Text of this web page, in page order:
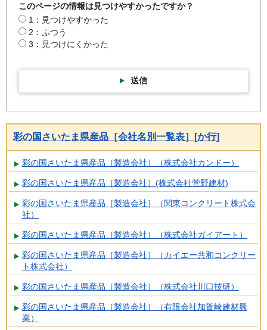
このページの情報は見つけやすかったですか？
1：見つけやすかった
2：ふつう
3：見つけにくかった
送信
彩の国さいたま県産品［会社名別一覧表］[か行]
彩の国さいたま県産品［製造会社］（株式会社カンドー）
彩の国さいたま県産品［製造会社］(株式会社菅野建材)
彩の国さいたま県産品［製造会社］（関東コンクリート株式会
社）
彩の国さいたま県産品［製造会社］（株式会社ガイアート）
彩の国さいたま県産品［製造会社］（カイエー共和コンクリー
ト株式会社）
彩の国さいたま県産品［製造会社］（株式会社川口技研）
彩の国さいたま県産品［製造会社］（有限会社加賀崎建材興
業）